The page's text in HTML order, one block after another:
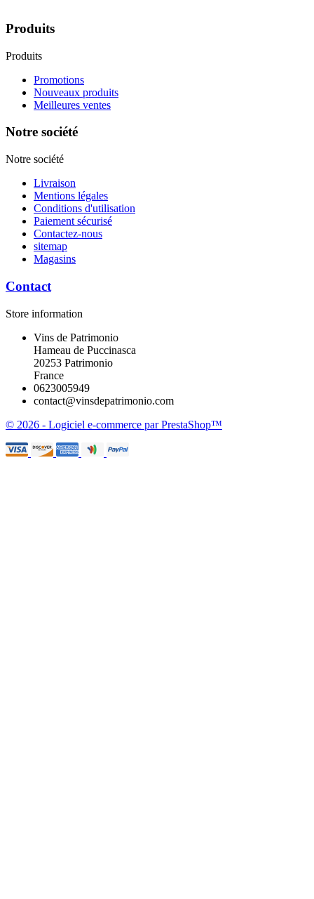
Produits
Produits
Promotions
Nouveaux produits
Meilleures ventes
Notre société
Notre société
Livraison
Mentions légales
Conditions d'utilisation
Paiement sécurisé
Contactez-nous
sitemap
Magasins
Contact
Store information
Vins de Patrimonio
Hameau de Puccinasca
20253 Patrimonio
France
0623005949
contact@vinsdepatrimonio.com
© 2026 - Logiciel e-commerce par PrestaShop™